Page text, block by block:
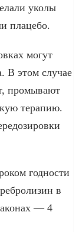
уколы
плацебо.
могут
В этом случае
промывают
терапию.
годности
в
— 4